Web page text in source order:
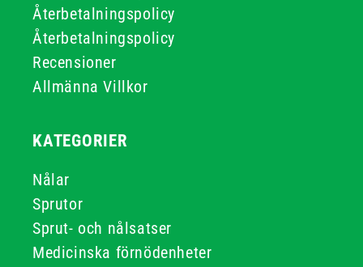
Återbetalningspolicy
Återbetalningspolicy
Recensioner
Allmänna Villkor
KATEGORIER
Nålar
Sprutor
Sprut- och nålsatser
Medicinska förnödenheter